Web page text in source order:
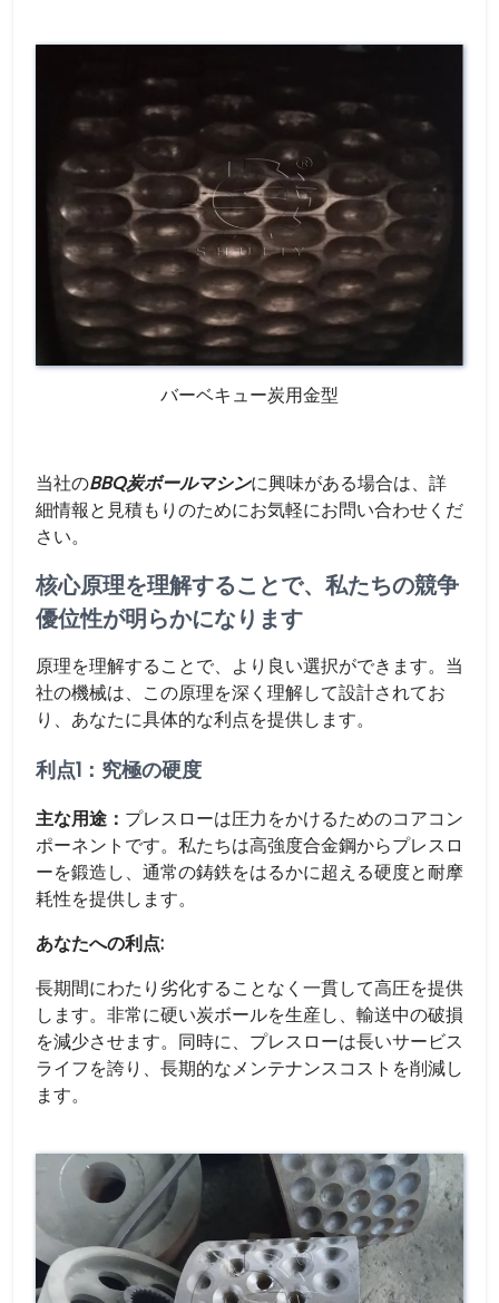
バーベキュー炭用金型
当社のBBQ炭ボールマシンに興味がある場合は、詳
細情報と見積もりのためにお気軽にお問い合わせくだ
さい。
核心原理を理解することで、私たちの競争
優位性が明らかになります
原理を理解することで、より良い選択ができます。当
社の機械は、この原理を深く理解して設計されてお
り、あなたに具体的な利点を提供します。
利点1：究極の硬度
主な用途： プレスローは圧力をかけるためのコアコン
ポーネントです。私たちは高強度合金鋼からプレスロ
ーを鍛造し、通常の鋳鉄をはるかに超える硬度と耐摩
耗性を提供します。
あなたへの利点:
長期間にわたり劣化することなく一貫して高圧を提供
します。非常に硬い炭ボールを生産し、輸送中の破損
を減少させます。同時に、プレスローは長いサービス
ライフを誇り、長期的なメンテナンスコストを削減し
ます。